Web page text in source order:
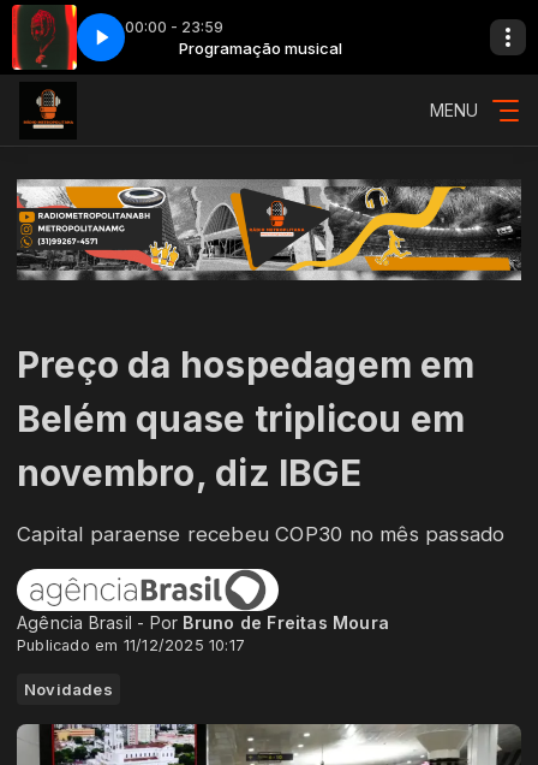
00:00 - 23:59
Programação musical
INTERNET CORRIGIDO SPOT
MENU
Preço da hospedagem em
Belém quase triplicou em
novembro, diz IBGE
Capital paraense recebeu COP30 no mês passado
Agência Brasil - Por Bruno de Freitas Moura
Publicado em 11/12/2025 10:17
Novidades